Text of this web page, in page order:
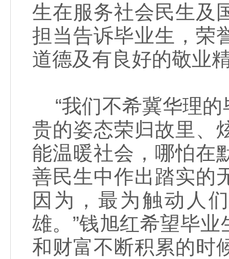
生在服务社会民生及
担当告诉毕业生，荣
道德及有良好的敬业
“我们不希冀华理的
贵的姿态荣归故里、
能温暖社会，哪怕在
善民生中作出踏实的
因为，最为触动人
雄。”钱旭红希望毕
和财富不断积累的时